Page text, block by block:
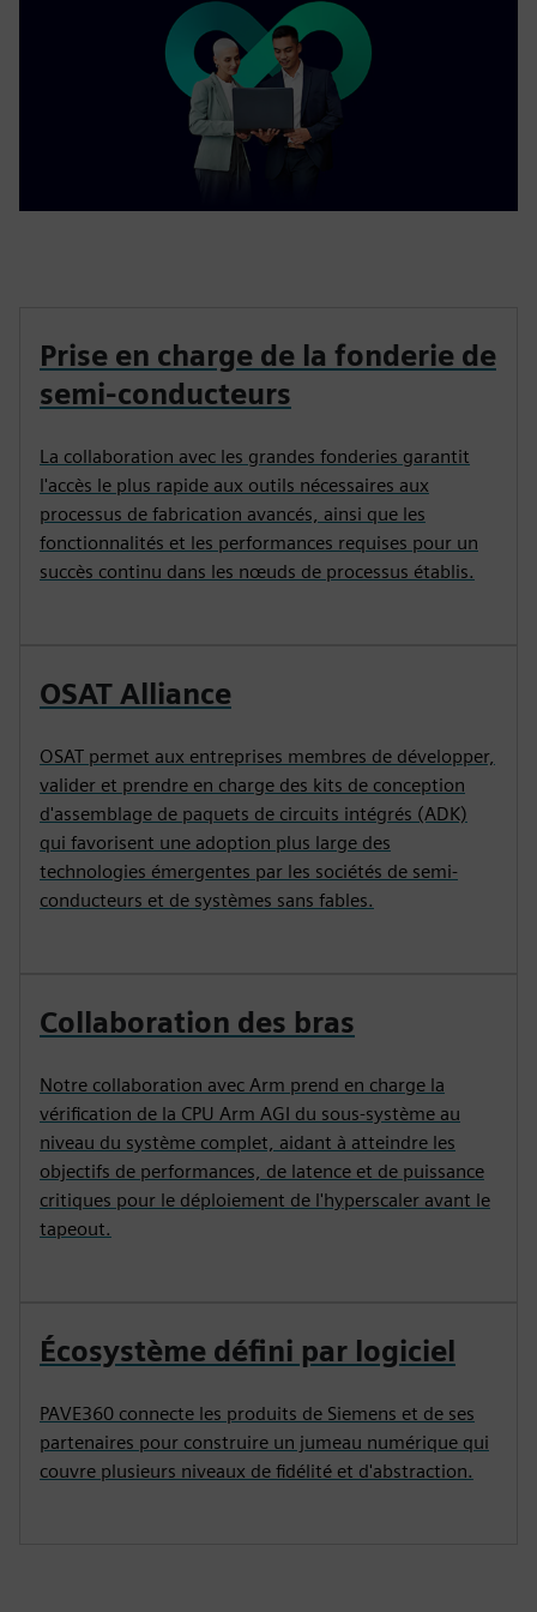
Prise en charge de la fonderie de
semi-conducteurs
La collaboration avec les grandes fonderies garantit
l'accès le plus rapide aux outils nécessaires aux
processus de fabrication avancés, ainsi que les
fonctionnalités et les performances requises pour un
succès continu dans les nœuds de processus établis.
OSAT Alliance
OSAT permet aux entreprises membres de développer,
valider et prendre en charge des kits de conception
d'assemblage de paquets de circuits intégrés (ADK)
qui favorisent une adoption plus large des
technologies émergentes par les sociétés de semi-
conducteurs et de systèmes sans fables.
Collaboration des bras
Notre collaboration avec Arm prend en charge la
vérification de la CPU Arm AGI du sous-système au
niveau du système complet, aidant à atteindre les
objectifs de performances, de latence et de puissance
critiques pour le déploiement de l'hyperscaler avant le
tapeout.
Écosystème défini par logiciel
PAVE360 connecte les produits de Siemens et de ses
partenaires pour construire un jumeau numérique qui
couvre plusieurs niveaux de fidélité et d'abstraction.